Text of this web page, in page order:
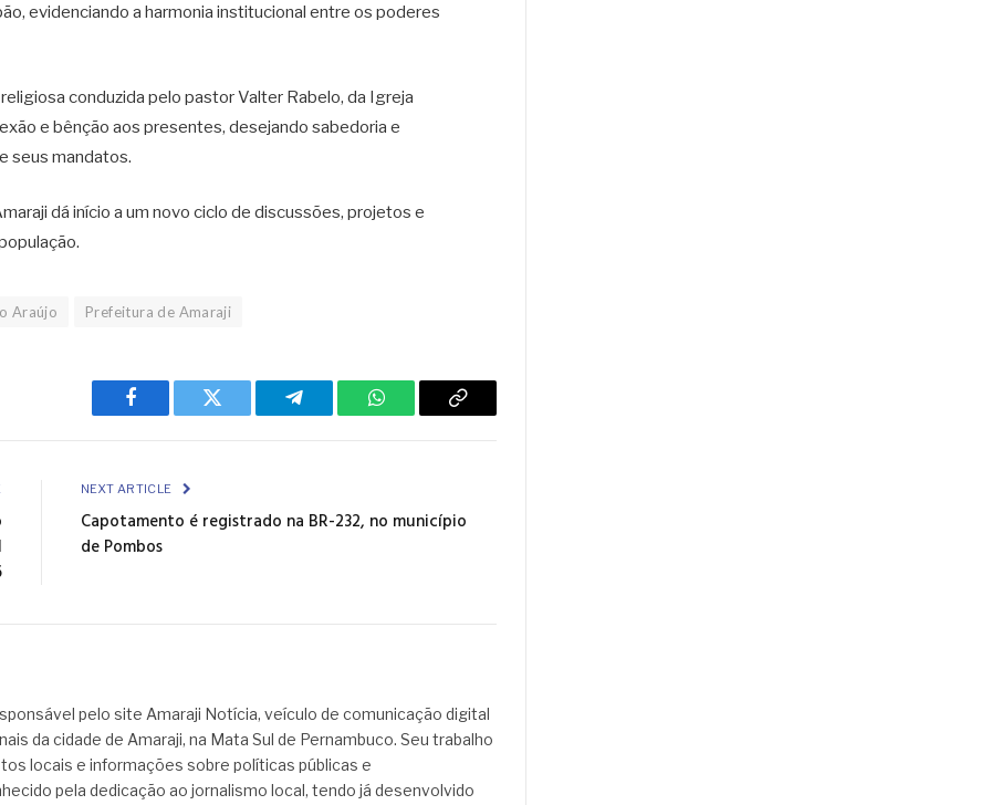
evidenciando a harmonia institucional entre os poderes
conduzida pelo pastor Valter Rabelo, da Igreja
e bênção aos presentes, desejando sabedoria e
seus mandatos.
dá início a um novo ciclo de discussões, projetos e
Araújo Prefeitura de Amaraji
Facebook Twitter Telegram WhatsAppCopy
NEXT ARTICLE
Capotamento é registrado na BR-232, no município
de Pombos
pelo site Amaraji Notícia, veículo de comunicação digital
da cidade de Amaraji, na Mata Sul de Pernambuco. Seu trabalho
locais e informações sobre políticas públicas e
pela dedicação ao jornalismo local, tendo já desenvolvido